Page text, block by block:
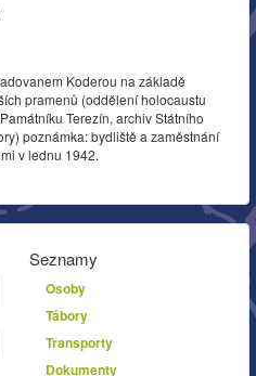
Koderou na základě
pramenů (oddělení holocaustu
Terezín, archiv Státního
poznámka: bydliště a zaměstnání
v lednu 1942.
Seznamy
Osoby
Tábory
Transporty
Dokumenty